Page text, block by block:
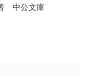
中公文庫